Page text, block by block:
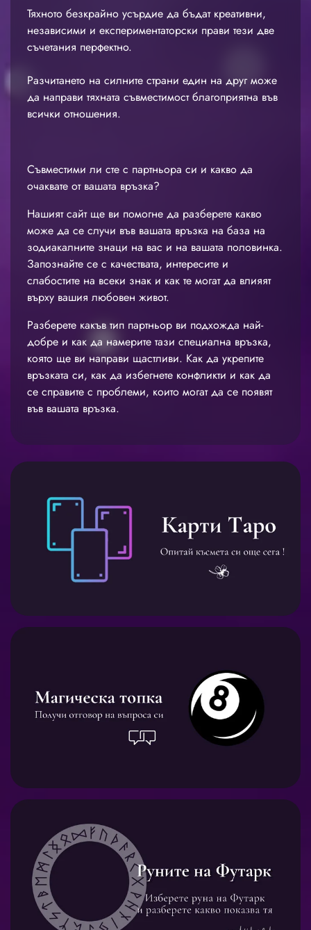
Тяхното безкрайно усърдие да бъдат креативни,
независими и експериментаторски прави тези две
съчетания перфектно.
Разчитането на силните страни един на друг може
да направи тяхната съвместимост благоприятна във
всички отношения.
Съвместими ли сте с партньора си и какво да
очаквате от вашата връзка?
Нашият сайт ще ви помогне да разберете какво
може да се случи във вашата връзка на база на
зодиакалните знаци на вас и на вашата половинка.
Запознайте се с качествата, интересите и
слабостите на всеки знак и как те могат да влияят
върху вашия любовен живот.
Разберете какъв тип партньор ви подхожда най-
добре и как да намерите тази специална връзка,
която ще ви направи щастливи. Как да укрепите
връзката си, как да избегнете конфликти и как да
се справите с проблеми, които могат да се появят
във вашата връзка.